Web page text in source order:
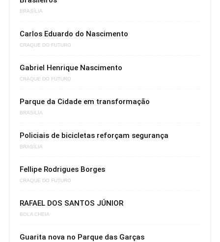
BRASÍLIA
Carlos Eduardo do Nascimento
CRAQUE DO FUTURO
Gabriel Henrique Nascimento
CRAQUE DO FUTURO
Parque da Cidade em transformação
BRASÍLIA
Policiais de bicicletas reforçam segurança
BRASÍLIA
Fellipe Rodrigues Borges
CRAQUE DO FUTURO
RAFAEL DOS SANTOS JÚNIOR
BOLA CHEIA
Guarita nova no Parque das Garças